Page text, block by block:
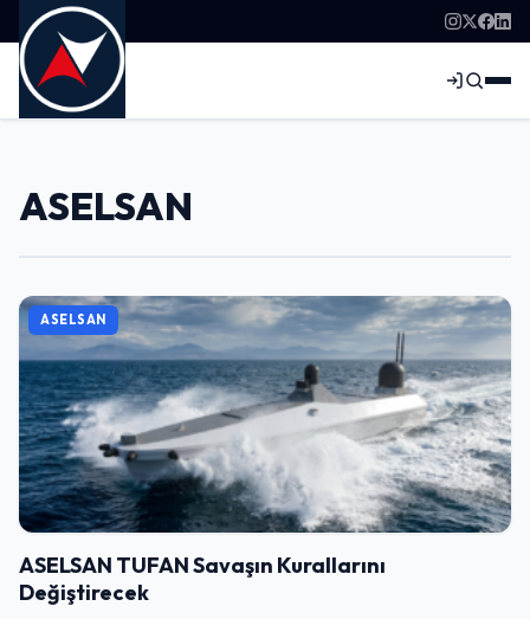
ASELSAN
ASELSAN
ASELSAN TUFAN Savaşın Kurallarını
Değiştirecek